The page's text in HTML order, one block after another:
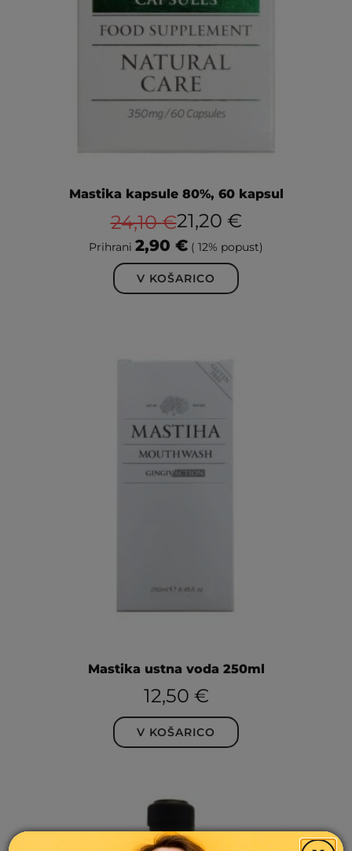
Mastika kapsule 80%, 60 kapsul
24,10€21,20 €
Prihrani 2,90 € ( 12% popust)
V KOŠARICO
Mastika ustna voda 250ml
12,50 €
V KOŠARICO